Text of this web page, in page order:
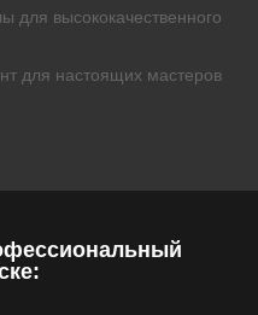
высококачественного
для настоящих мастеров